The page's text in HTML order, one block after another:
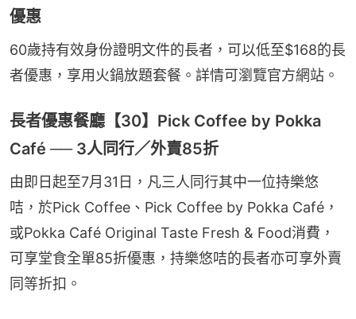
優惠
60歲持有效身份證明文件的長者，可以低至$168的長
者優惠，享用火鍋放題套餐。詳情可瀏覽官方網站。
長者優惠餐廳【30】Pick Coffee by Pokka
Café ── 3人同行／外賣85折
由即日起至7月31日，凡三人同行其中一位持樂悠
咭，於Pick Coffee、Pick Coffee by Pokka Café，
或Pokka Café Original Taste Fresh & Food消費，
可享堂食全單85折優惠，持樂悠咭的長者亦可享外賣
同等折扣。